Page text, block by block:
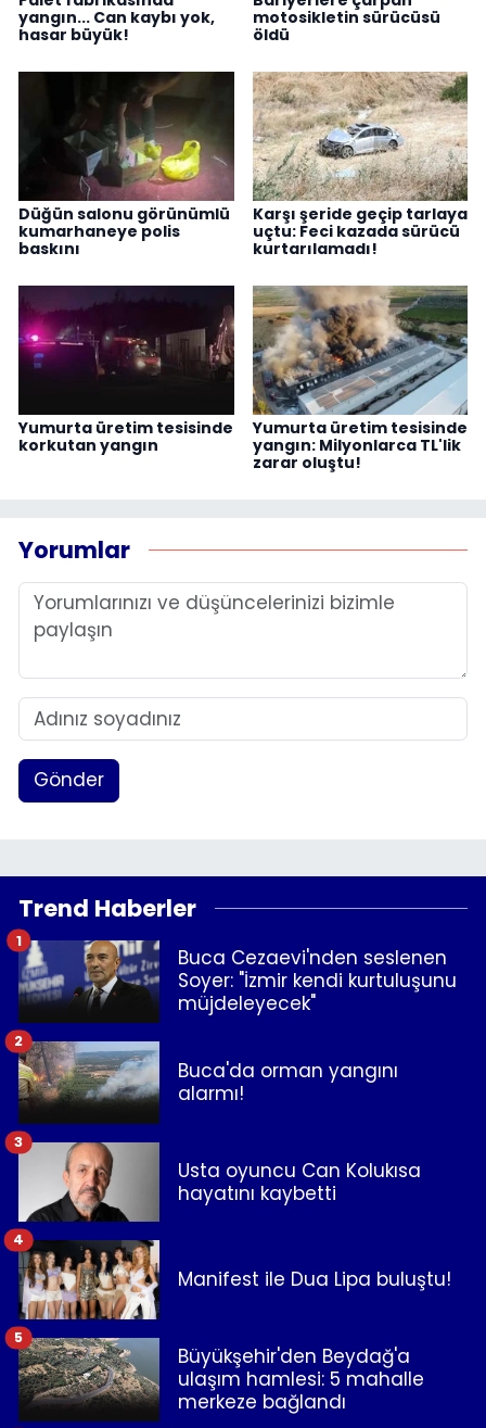
yangın... Can kaybı yok,
hasar büyük!
motosikletin sürücüsü
öldü
Düğün salonu görünümlü
kumarhaneye polis
baskını
Karşı şeride geçip tarlaya
uçtu: Feci kazada sürücü
kurtarılamadı!
Yumurta üretim tesisinde
korkutan yangın
Yumurta üretim tesisinde
yangın: Milyonlarca TL'lik
zarar oluştu!
Yorumlar
Gönder
Trend Haberler
Buca Cezaevi'nden seslenen
Soyer: "İzmir kendi kurtuluşunu
müjdeleyecek"
1
Buca'da orman yangını
alarmı!
2
Usta oyuncu Can Kolukısa
hayatını kaybetti
3
Manifest ile Dua Lipa buluştu!
4
Büyükşehir'den Beydağ'a
ulaşım hamlesi: 5 mahalle
merkeze bağlandı
5